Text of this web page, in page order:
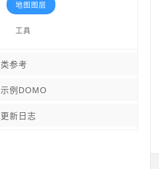
地图图层
工具
类参考
示例DOMO
更新日志